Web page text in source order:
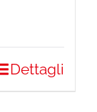
Dettagli